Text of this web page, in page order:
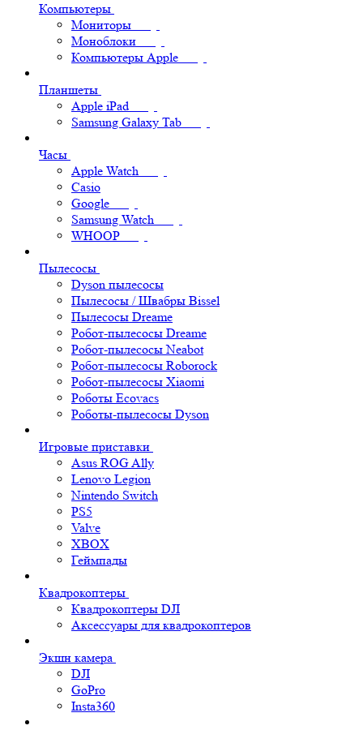
Компьютеры
Мониторы
Моноблоки
Компьютеры Apple
Планшеты
Apple iPad
Samsung Galaxy Tab
Часы
Apple Watch
Casio
Google
Samsung Watch
WHOOP
Пылесосы
Dyson пылесосы
Пылесосы / Швабры Bissel
Пылесосы Dreame
Робот-пылесосы Dreame
Робот-пылесосы Neabot
Робот-пылесосы Roborock
Робот-пылесосы Xiaomi
Роботы Ecovacs
Роботы-пылесосы Dyson
Игровые приставки
Asus ROG Ally
Lenovo Legion
Nintendo Switch
PS5
Valve
XBOX
Геймпады
Квадрокоптеры
Квадрокоптеры DJI
Аксессуары для квадрокоптеров
Экшн камера
DJI
GoPro
Insta360